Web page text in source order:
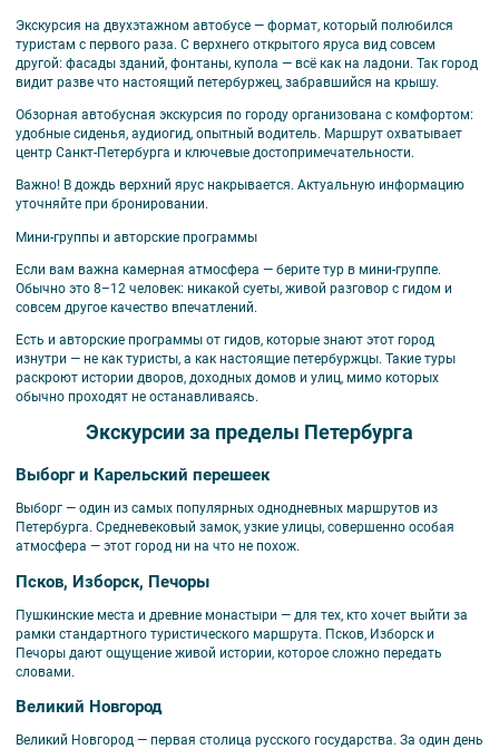
Экскурсия на двухэтажном автобусе — формат, который полюбился
туристам с первого раза. С верхнего открытого яруса вид совсем
другой: фасады зданий, фонтаны, купола — всё как на ладони. Так город
видит разве что настоящий петербуржец, забравшийся на крышу.
Обзорная автобусная экскурсия по городу организована с комфортом:
удобные сиденья, аудиогид, опытный водитель. Маршрут охватывает
центр Санкт-Петербурга и ключевые достопримечательности.
Важно! В дождь верхний ярус накрывается. Актуальную информацию
уточняйте при бронировании.
Мини-группы и авторские программы
Если вам важна камерная атмосфера — берите тур в мини-группе.
Обычно это 8–12 человек: никакой суеты, живой разговор с гидом и
совсем другое качество впечатлений.
Есть и авторские программы от гидов, которые знают этот город
изнутри — не как туристы, а как настоящие петербуржцы. Такие туры
раскроют истории дворов, доходных домов и улиц, мимо которых
обычно проходят не останавливаясь.
Экскурсии за пределы Петербурга
Выборг и Карельский перешеек
Выборг — один из самых популярных однодневных маршрутов из
Петербурга. Средневековый замок, узкие улицы, совершенно особая
атмосфера — этот город ни на что не похож.
Псков, Изборск, Печоры
Пушкинские места и древние монастыри — для тех, кто хочет выйти за
рамки стандартного туристического маршрута. Псков, Изборск и
Печоры дают ощущение живой истории, которое сложно передать
словами.
Великий Новгород
Великий Новгород — первая столица русского государства. За один день